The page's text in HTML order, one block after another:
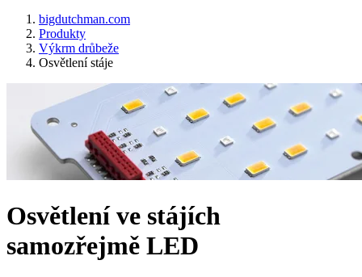
bigdutchman.com
Produkty
Výkrm drůbeže
Osvětlení stáje
Osvětlení ve stájích
samozřejmě LED